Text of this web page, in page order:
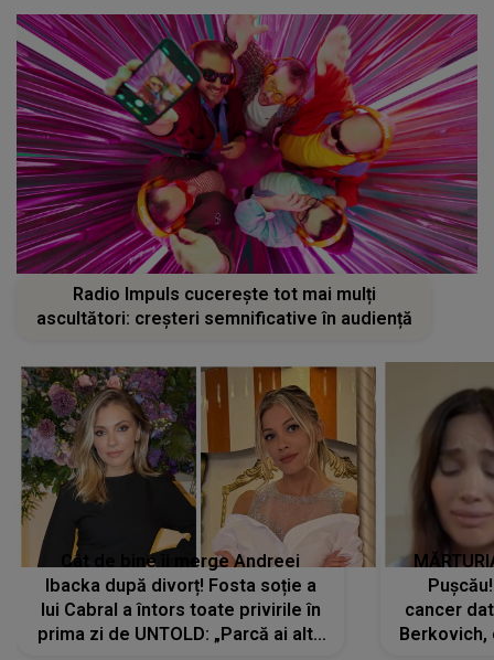
Radio Impuls cucerește tot mai mulți
ascultători: creșteri semnificative în audiență
Cât de bine îi merge Andreei
Ibacka după divorț! Fosta soție a
lui Cabral a întors toate privirile în
prima zi de UNTOLD: „Parcă ai altă
cancer
Berkovich,